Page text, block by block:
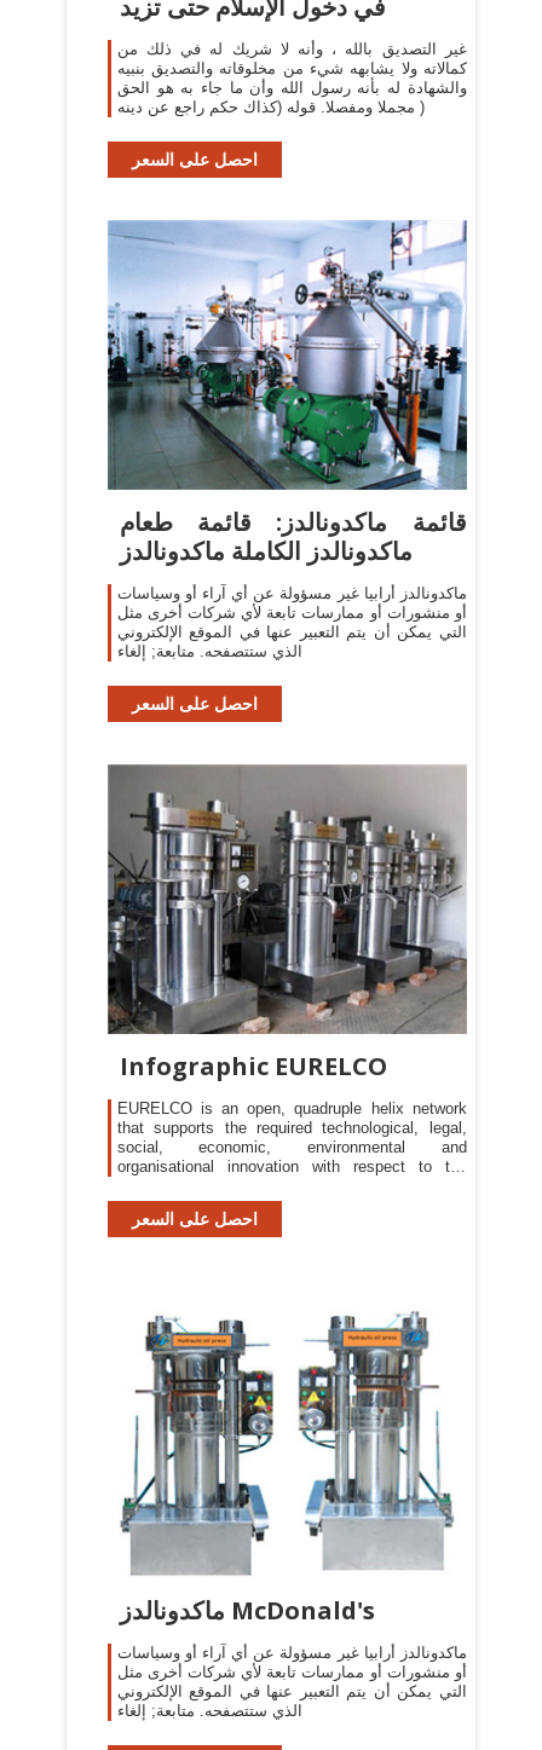
في دخول الإسلام حتى تزيد
غير التصديق بالله ، وأنه لا شريك له في ذلك من
كمالاته ولا يشابهه شيء من مخلوقاته والتصديق بنبيه
والشهادة له بأنه رسول الله وأن ما جاء به هو الحق
مجملا ومفصلا. قوله (كذاك حكم راجع عن دينه )
احصل على السعر
قائمة ماكدونالدز: قائمة طعام
ماكدونالدز الكاملة ماكدونالدز
ماكدونالدز أرابيا غير مسؤولة عن أي آراء أو وسياسات
أو منشورات أو ممارسات تابعة لأي شركات أخرى مثل
التي يمكن أن يتم التعبير عنها في الموقع الإلكتروني
الذي ستتصفحه. متابعة; إلغاء
احصل على السعر
Infographic EURELCO
EURELCO is an open, quadruple helix network
that supports the required technological, legal,
social, economic, environmental and
organisational innovation with respect to the
Landfill Management (DLM) framework.
احصل على السعر
ماكدونالدز McDonald's
ماكدونالدز أرابيا غير مسؤولة عن أي آراء أو وسياسات
أو منشورات أو ممارسات تابعة لأي شركات أخرى مثل
التي يمكن أن يتم التعبير عنها في الموقع الإلكتروني
الذي ستتصفحه. متابعة; إلغاء